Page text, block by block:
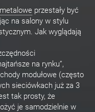
przestały być
na salony w stylu
Jak wyglądają
na rynku”,
modułowe (często
sieciówkach już za 3
tak prosty, że
je samodzielnie w